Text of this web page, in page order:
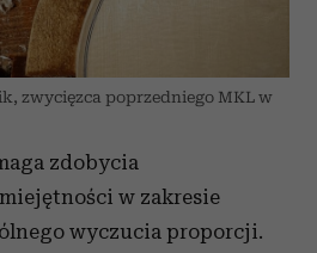
zwycięzca poprzedniego MKL w
zdobycia
w zakresie
wyczucia proporcji.